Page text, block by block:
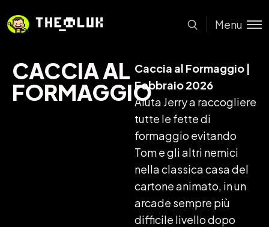
Menu
CACCIA AL
FORMAGGIO
Caccia al Formaggio |
Febbraio2026
AiutaJerrya raccogliere
tutte le fettedi
formaggio evitando
Tomeglialtri nemici
nellaclassicacasadel
cartoneanimato, inun
arcade sempre più
difficile livellodopo